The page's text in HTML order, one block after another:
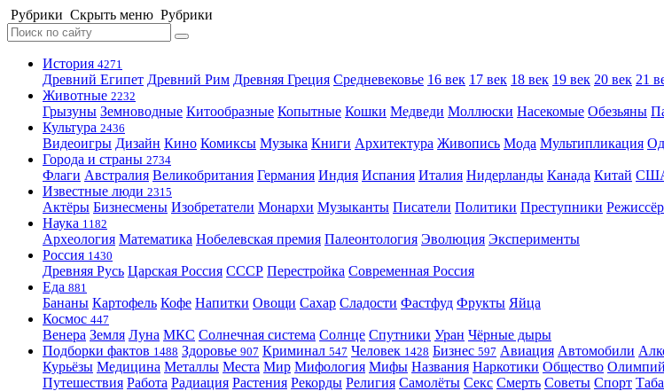
Рубрики Скрыть меню Рубрики
История 4271
Древний Египет Древний Рим Древняя Греция Средневековье 16 век 17 век 18 век 19 век 20 век 21
Животные 2232
Грызуны Земноводные Китообразные Копытные Кошки Медведи Моллюски Насекомые Обезьяны
Культура 2436
Видеоигры Дизайн Кино Комиксы Музыка Книги Архитектура Живопись Мода Мультипликация
Города и страны 2734
Флаги Австралия Великобритания Германия Индия Испания Италия Нидерланды Канада Китай
Известные люди 2315
Актёры Бизнесмены Изобретатели Монархи Музыканты Писатели Политики Преступники
Наука 1182
Археология Математика Нобелевская премия Палеонтология Эволюция Эксперименты
Россия 1430
Древняя Русь Царская Россия СССР Перестройка Современная Россия
Еда 881
Бананы Картофель Кофе Напитки Овощи Сахар Сладости Фастфуд Фрукты Яйца
Космос 447
Венера Земля Луна МКС Солнечная система Солнце Спутники Уран Чёрные дыры
Подборки фактов 1488 Здоровье 907 Криминал 547 Человек 1428 Бизнес 597 Авиация Автомобили
Курьёзы Медицина Металлы Места Мир Мифология Мифы Названия Наркотики Общество
Путешествия Работа Радиация Растения Рекорды Религия Самолёты Секс Смерть Советы Спорт